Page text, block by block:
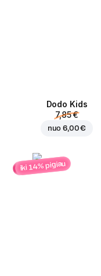
Dodo Kids
7,85 €
nuo6,00 €
iki 14% pigiau